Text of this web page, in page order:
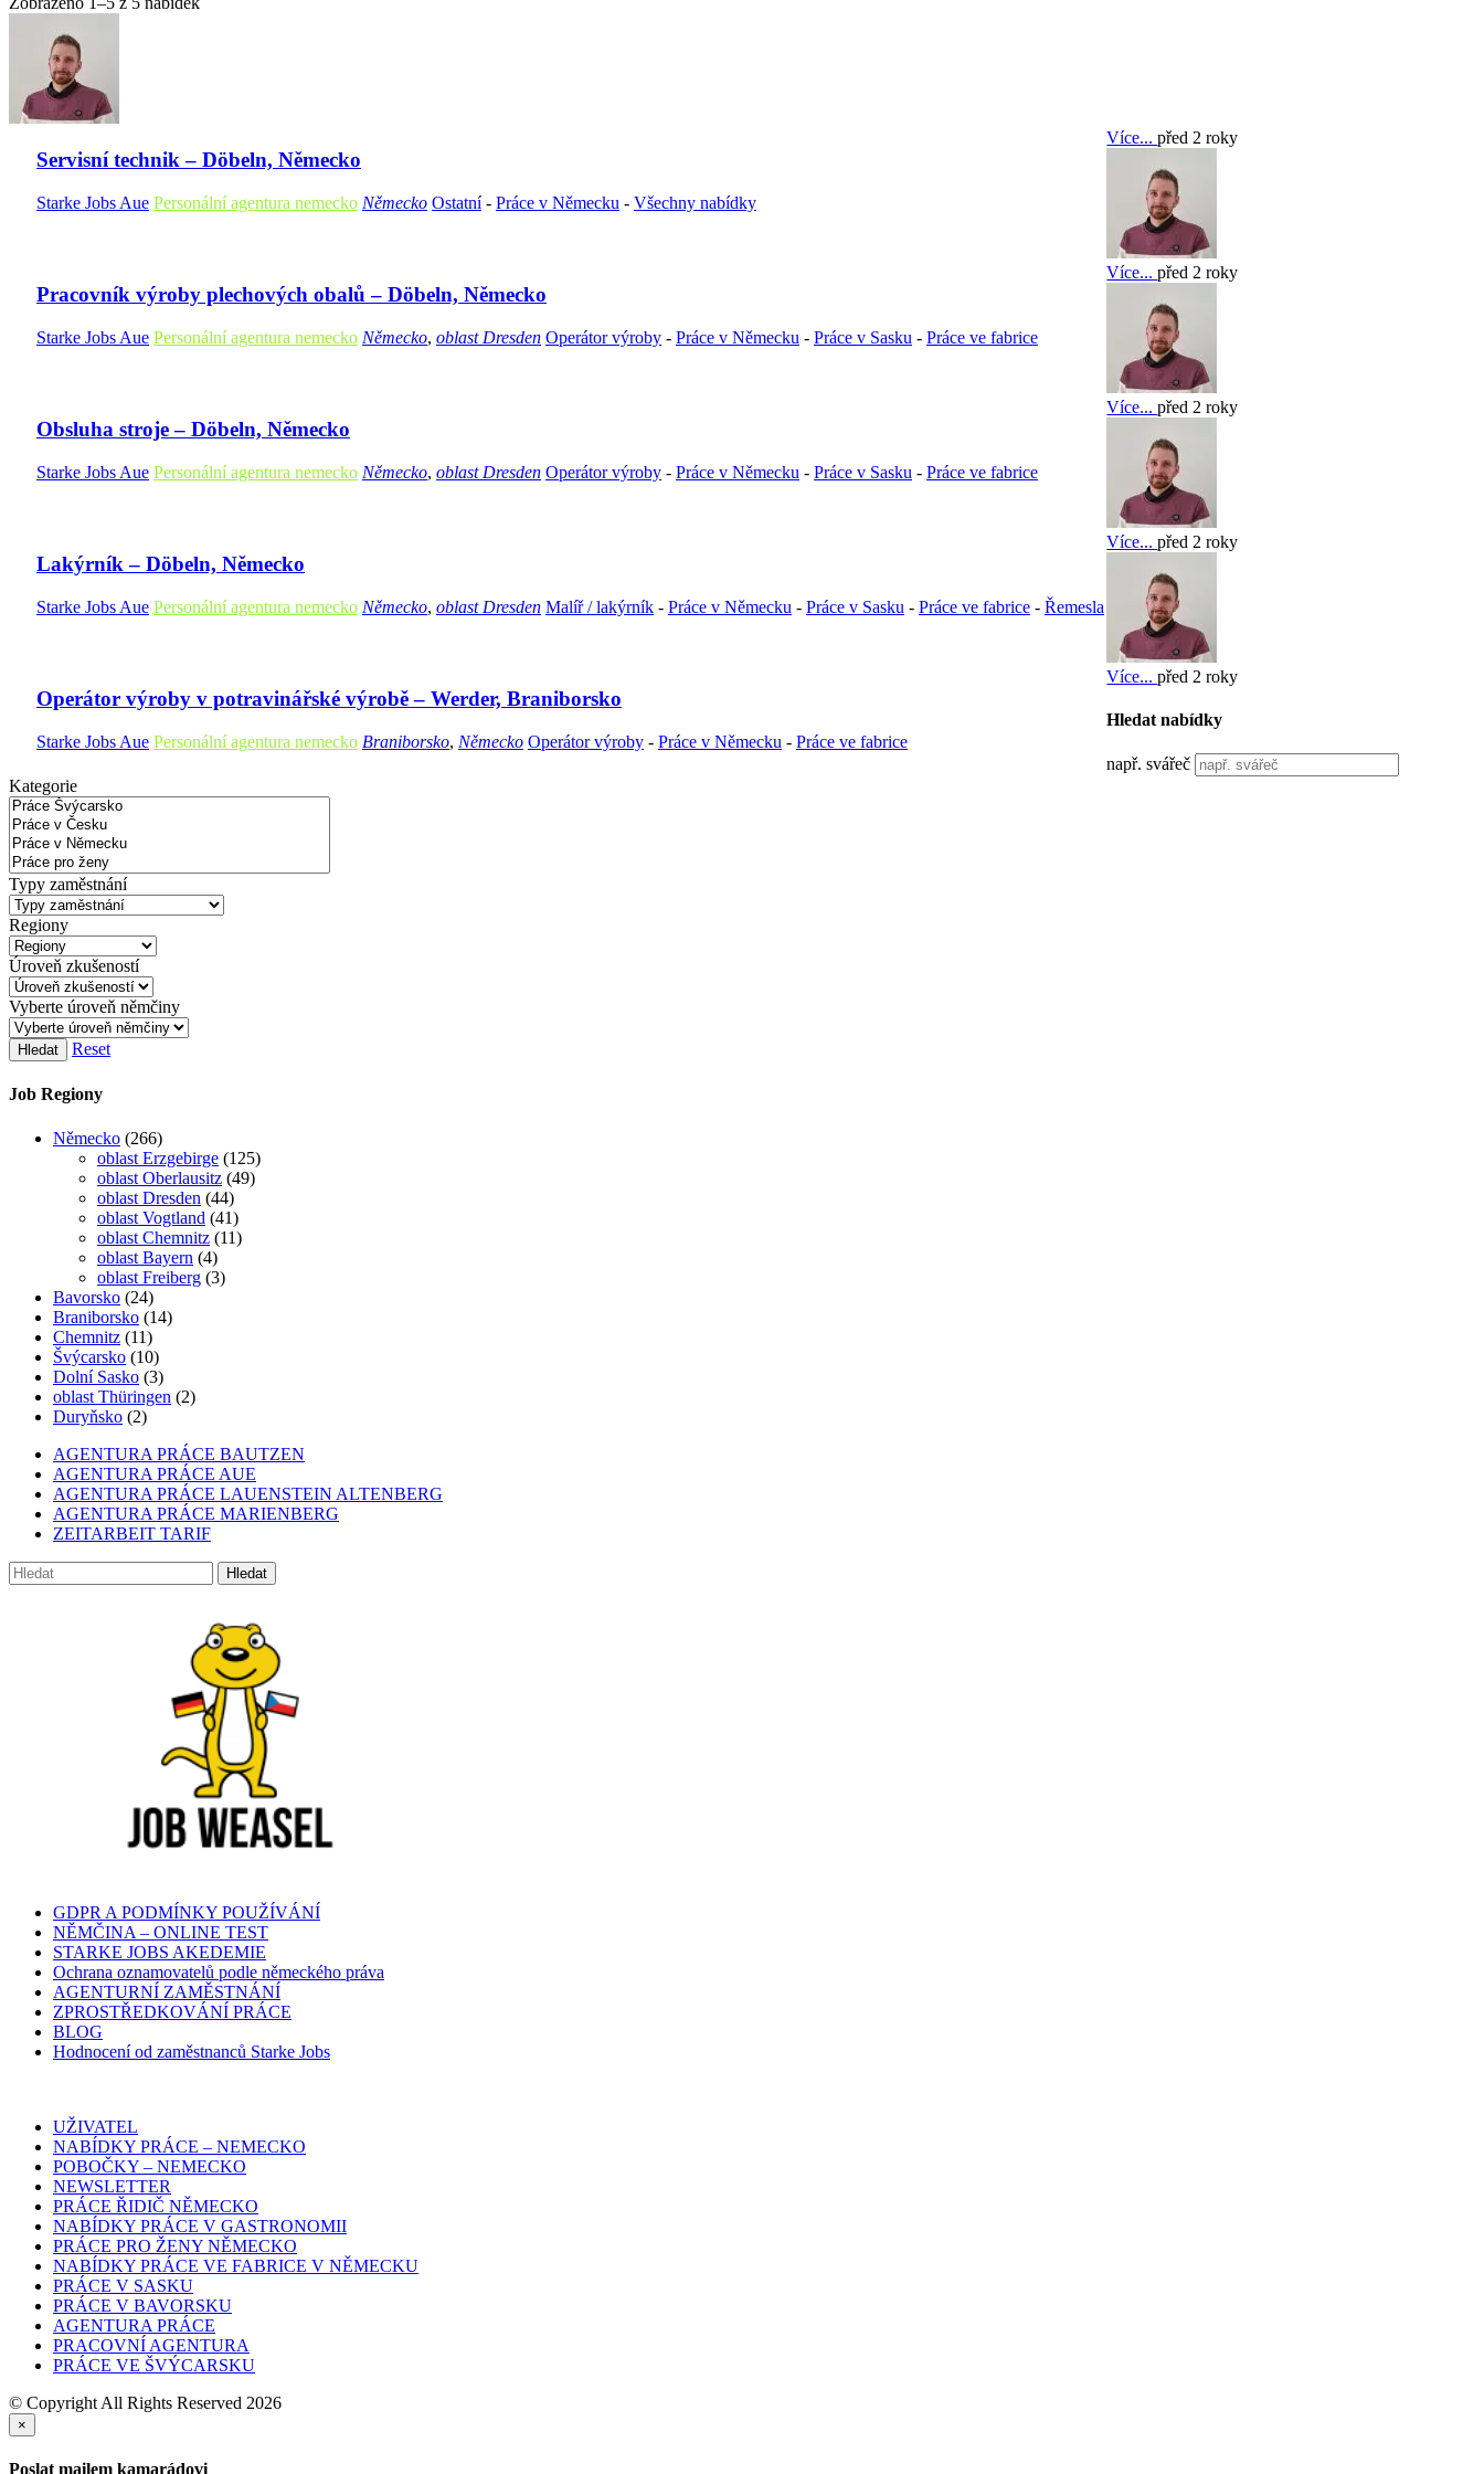
Servisní technik – Döbeln, Německo
Starke Jobs Aue Personální agentura nemecko Německo Ostatní- Práce v Německu - Všechny nabídky
Více...před 2 roky
Pracovník výroby plechových obalů – Döbeln, Německo
Starke Jobs Aue Personální agentura nemecko Německo, oblast Dresden Operátor výroby - Práce v Německu - Práce v Sasku - Práce ve fabrice
Více...před 2 roky
Obsluha stroje – Döbeln, Německo
Starke Jobs Aue Personální agentura nemecko Německo, oblast Dresden Operátor výroby - Práce v Německu - Práce v Sasku - Práce ve fabrice
Více...před 2 roky
Lakýrník – Döbeln, Německo
Starke Jobs Aue Personální agentura nemecko Německo, oblast Dresden Malíř / lakýrník - Práce v Německu - Práce v Sasku - Práce ve fabrice - Řemesla
Více...před 2 roky
Operátor výroby v potravinářské výrobě – Werder, Braniborsko
Starke Jobs Aue Personální agentura nemecko Braniborsko, Německo Operátor výroby - Práce v Německu - Práce ve fabrice
Více...před 2 roky
Hledat nabídky
např. svářeč
Kategorie
Typy zaměstnání
Regiony
Úroveň zkušeností
Vyberte úroveň němčiny
Hledat Reset
Job Regiony
Německo (266)
oblast Erzgebirge (125)
oblast Oberlausitz (49)
oblast Dresden (44)
oblast Vogtland (41)
oblast Chemnitz (11)
oblast Bayern (4)
oblast Freiberg (3)
Bavorsko (24)
Braniborsko (14)
Chemnitz (11)
Švýcarsko (10)
Dolní Sasko (3)
oblast Thüringen (2)
Duryňsko (2)
AGENTURA PRÁCE BAUTZEN
AGENTURA PRÁCE AUE
AGENTURA PRÁCE LAUENSTEIN ALTENBERG
AGENTURA PRÁCE MARIENBERG
ZEITARBEIT TARIF
GDPR A PODMÍNKY POUŽÍVÁNÍ
NĚMČINA – ONLINE TEST
STARKE JOBS AKEDEMIE
Ochrana oznamovatelů podle německého práva
AGENTURNÍ ZAMĚSTNÁNÍ
ZPROSTŘEDKOVÁNÍ PRÁCE
BLOG
Hodnocení od zaměstnanců Starke Jobs
UŽIVATEL
NABÍDKY PRÁCE – NEMECKO
POBOČKY – NEMECKO
NEWSLETTER
PRÁCE ŘIDIČ NĚMECKO
NABÍDKY PRÁCE V GASTRONOMII
PRÁCE PRO ŽENY NĚMECKO
NABÍDKY PRÁCE VE FABRICE V NĚMECKU
PRÁCE V SASKU
PRÁCE V BAVORSKU
AGENTURA PRÁCE
PRACOVNÍ AGENTURA
PRÁCE VE ŠVÝCARSKU
© Copyright All Rights Reserved 2026
×
Poslat mailem kamarádovi